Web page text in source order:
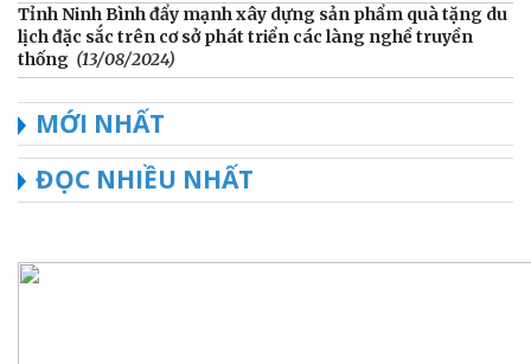
Tỉnh Ninh Bình đẩy mạnh xây dựng sản phẩm quà tặng du
lịch đặc sắc trên cơ sở phát triển các làng nghề truyền
thống (13/08/2024)
MỚI NHẤT
ĐỌC NHIỀU NHẤT